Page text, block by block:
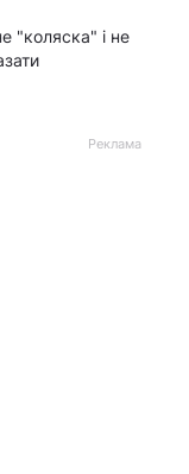
"коляска" і не
Реклама